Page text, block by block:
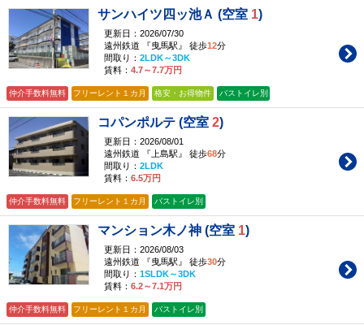
サンハイツ四ッ池Ａ (空室 1)
更新日：2026/07/30
遠州鉄道 『曳馬駅』 徒歩12分
間取り： 2LDK～3DK
賃料： 4.7～7.7万円
仲介手数料無料 フリーレント１カ月 格安・お得物件 バストイレ別
コパンポルテ (空室 2)
更新日：2026/08/01
遠州鉄道 『上島駅』 徒歩68分
間取り： 2LDK
賃料： 6.5万円
仲介手数料無料 フリーレント１カ月 バストイレ別
マンション木ノ神 (空室 1)
更新日：2026/08/03
遠州鉄道 『曳馬駅』 徒歩30分
間取り： 1SLDK～3DK
賃料： 6.2～7.1万円
仲介手数料無料 フリーレント１カ月 バストイレ別